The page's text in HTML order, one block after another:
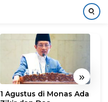
»
1 Agustus di Monas Ada